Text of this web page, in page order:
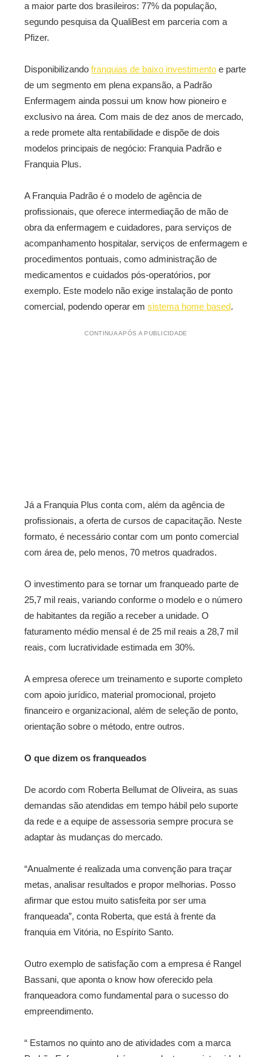
a maior parte dos brasileiros: 77% da população,
segundo pesquisa da QualiBest em parceria com a
Pfizer.
Disponibilizando franquias de baixo investimento e parte
de um segmento em plena expansão, a Padrão
Enfermagem ainda possui um know how pioneiro e
exclusivo na área. Com mais de dez anos de mercado,
a rede promete alta rentabilidade e dispõe de dois
modelos principais de negócio: Franquia Padrão e
Franquia Plus.
A Franquia Padrão é o modelo de agência de
profissionais, que oferece intermediação de mão de
obra da enfermagem e cuidadores, para serviços de
acompanhamento hospitalar, serviços de enfermagem e
procedimentos pontuais, como administração de
medicamentos e cuidados pós-operatórios, por
exemplo. Este modelo não exige instalação de ponto
comercial, podendo operar em sistema home based.
CONTINUA APÓS A PUBLICIDADE
Já a Franquia Plus conta com, além da agência de
profissionais, a oferta de cursos de capacitação. Neste
formato, é necessário contar com um ponto comercial
com área de, pelo menos, 70 metros quadrados.
O investimento para se tornar um franqueado parte de
25,7 mil reais, variando conforme o modelo e o número
de habitantes da região a receber a unidade. O
faturamento médio mensal é de 25 mil reais a 28,7 mil
reais, com lucratividade estimada em 30%.
A empresa oferece um treinamento e suporte completo
com apoio jurídico, material promocional, projeto
financeiro e organizacional, além de seleção de ponto,
orientação sobre o método, entre outros.
O que dizem os franqueados
De acordo com Roberta Bellumat de Oliveira, as suas
demandas são atendidas em tempo hábil pelo suporte
da rede e a equipe de assessoria sempre procura se
adaptar às mudanças do mercado.
“Anualmente é realizada uma convenção para traçar
metas, analisar resultados e propor melhorias. Posso
afirmar que estou muito satisfeita por ser uma
franqueada”, conta Roberta, que está à frente da
franquia em Vitória, no Espírito Santo.
Outro exemplo de satisfação com a empresa é Rangel
Bassani, que aponta o know how oferecido pela
franqueadora como fundamental para o sucesso do
empreendimento.
“ Estamos no quinto ano de atividades com a marca